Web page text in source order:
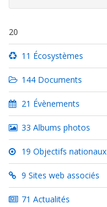
Récépissé N° 0627
20
11 Écosystèmes
144 Documents
21 Évènements
33 Albums photos
19 Objectifs nationaux
9 Sites web associés
71 Actualités